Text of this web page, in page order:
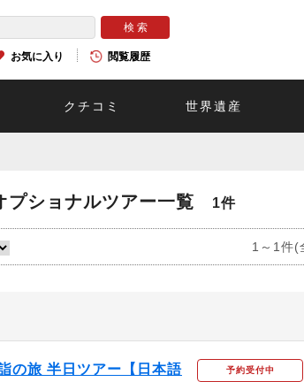
お気に入り 閲覧履歴
クチコミ 世界遺産
プショナルツアー一覧 1件
1～1件(
の旅 半日ツアー【日本語
予約受付中